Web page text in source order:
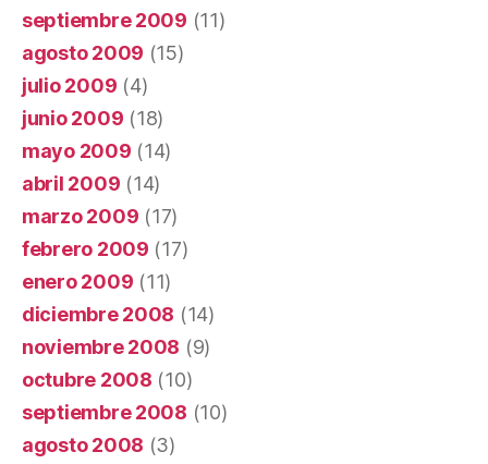
septiembre 2009 (11)
agosto 2009 (15)
julio 2009 (4)
junio 2009 (18)
mayo 2009 (14)
abril 2009 (14)
marzo 2009 (17)
febrero 2009 (17)
enero 2009 (11)
diciembre 2008 (14)
noviembre 2008 (9)
octubre 2008 (10)
septiembre 2008 (10)
agosto 2008 (3)